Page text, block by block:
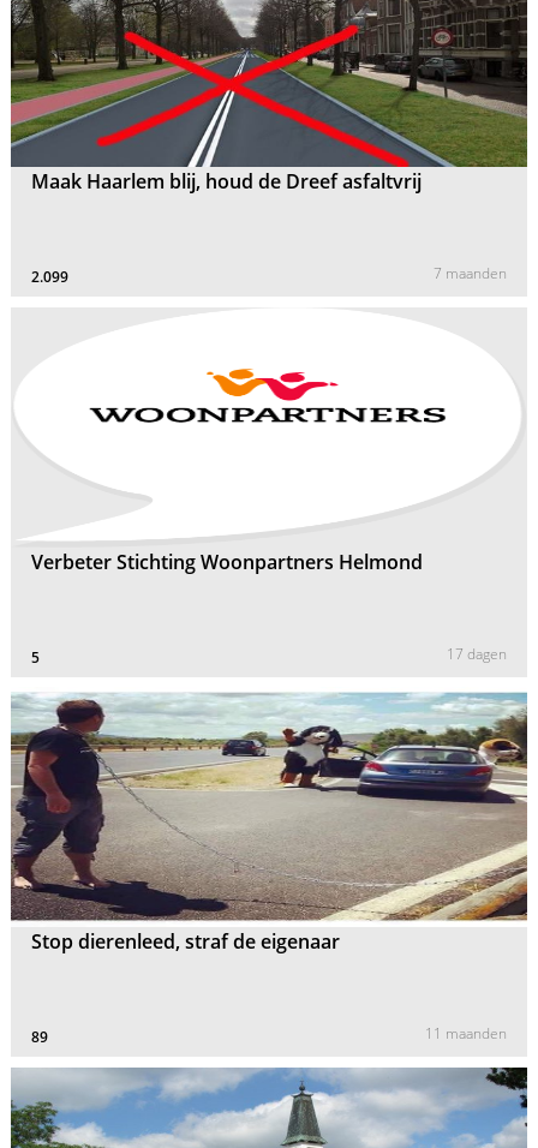
Maak Haarlem blij, houd de Dreef asfaltvrij
2.099 7 maanden
Verbeter Stichting Woonpartners Helmond
5 17 dagen
Stop dierenleed, straf de eigenaar
89 11 maanden